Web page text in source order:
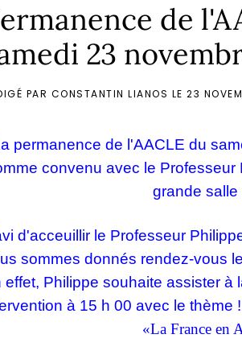
de
23
PAR CONSTANTIN LIANOS LE 23
permanence de l'AACLE du
convenu avec le
grande salle
d'acceuillir le Professeur
sommes donnés rendez-vous
effet, Philippe souhaite assister
à 15 h 00 avec le thème !
«La France en